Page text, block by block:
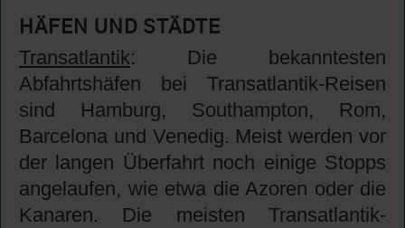
HÄFEN UND STÄDTE
Transatlantik: Die bekanntesten
Abfahrtshäfen bei Transatlantik-Reisen
sind Hamburg, Southampton, Rom,
Barcelona und Venedig. Meist werden vor
der langen Überfahrt noch einige Stopps
angelaufen, wie etwa die Azoren oder die
Kanaren. Die meisten Transatlantik-